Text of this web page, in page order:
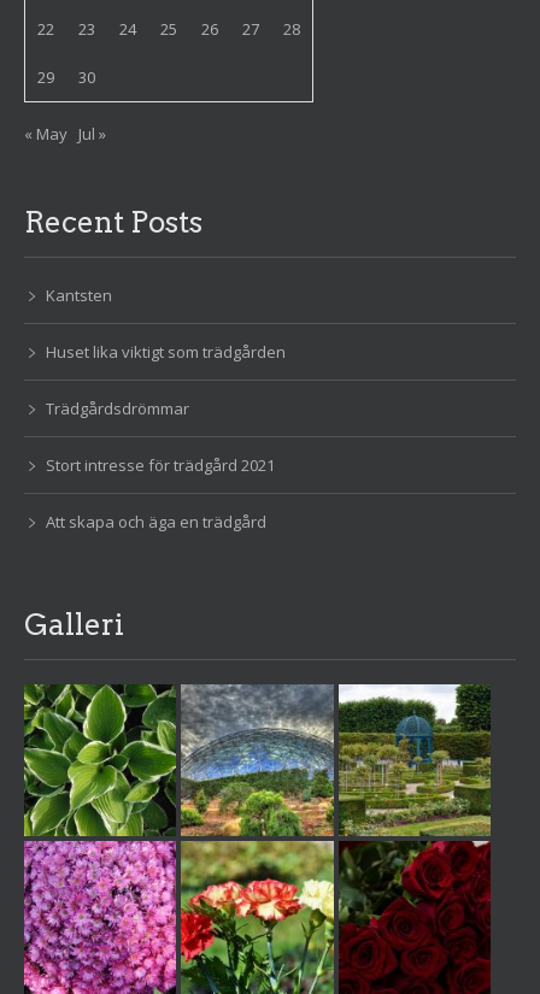
22 23 24 25 26 27 28
29 30
« May Jul »
Recent Posts
Kantsten
Huset lika viktigt som trädgården
Trädgårdsdrömmar
Stort intresse för trädgård 2021
Att skapa och äga en trädgård
Galleri